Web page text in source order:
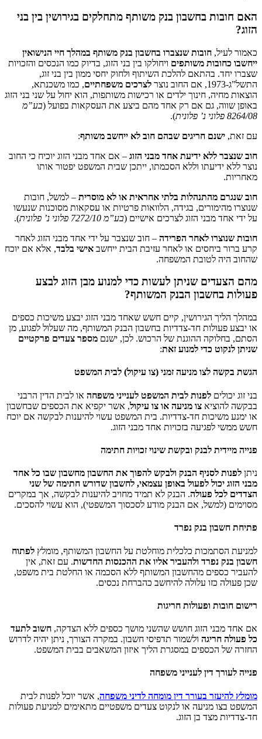
האם חובות בחשבון בנק משותף מתחלקים בגירושין בין בני
הזוג?
כאמור לעיל, חובות שנצברו בחשבון בנק משותף במהלך חיי הנישואין
ייחשבו כחובות משותפים ויחולקו בין בני הזוג, בדיוק כמו הנכסים והזכויות
שצברו יחד. בהתאם להלכת השיתוף ולחוק יחסי ממון בין בני זוג,
התשל”ג-1973, אם החוב נוצר
לצרכים משפחתיים, כמו משכנתא,
הוצאות מחיה, חינוך ילדים או רכישות משותפות, הוא יחול על שני בני הזוג
באופן שווה, גם אם רק אחד מהם ביצע את העסקאות בפועל (בע”מ
8264/08 פלוני נ’ פלונית
).
עם זאת, ישנם חריגים שבהם חוב לא ייחשב משותף:
חוב שנצבר ללא ידיעת אחד מבני הזוג – אם אחד מבני הזוג יוכיח כי החוב
נוצר ללא ידיעתו וללא הסכמתו, ייתכן שבית המשפט יפטור אותו
מאחריות.
חוב שנגרם מהתנהלות בלתי אחראית או לא מוסרית – למשל, חובות
שנוצרו מהימורים, בגידה, הלוואות פרטיות או עסקאות מסוכנות שנעשו
על ידי אחד מבני הזוג לצרכים אישיים (בע”מ 7272/10 פלוני נ’ פלונית
).
חובות שנוצרו לאחר הפרידה – חוב שנצבר על ידי אחד מבני הזוג לאחר
קרע ברור ביחסים או לאחר עזיבת הבית ייחשב אישי בלבד, אלא אם יוכח
שהחוב היה לטובת המשפחה.
מהם הצעדים שניתן לעשות כדי למנוע מבן הזוג לבצע
פעולות בחשבון הבנק המשותף?
במהלך הליך הגירושין, קיים חשש שאחד מבני הזוג יבצע משיכות כספים
או יבצע פעולות חד-צדדיות בחשבון הבנק המשותף, מה שעלול לפגוע, מן
הסתם, בחלוקה ההוגנת של הרכוש. לכן, ישנם מספר צעדים פרקטיים
שניתן לנקוט כדי למנוע זאת:
הגשת בקשה לצו מניעה זמני (צו עיקול) לבית המשפט
בני זוג יכולים לפנות לבית המשפט לענייני משפחה או לבית הדין הרבני
בבקשה להוציא צו מניעה או צו עיקול, אשר יקפיא את הכספים שבחשבון
או ימנע משיכות חד-צדדיות. בית המשפט עשוי להיענות לבקשה אם יוכח
חשש ממשי לפגיעה בזכויות אחד מבני הזוג.
פנייה מיידית לבנק ובקשת שינוי זכויות חתימה
ניתן לפנות לסניף הבנק ולבקש להפוך את החשבון מחשבון שבו כל אחד
מבני הזוג יכול לפעול באופן עצמאי, לחשבון שדורש חתימה של שני
הצדדים לכל פעולה. הבנק לא תמיד מחויב להיענות לבקשה, אך במקרים
מסוימים (למשל, אם הבנק מודע לסכסוך המשפטי), הוא עשוי להסכים.
פתיחת חשבון בנק נפרד
למניעת הסתמכות כלכלית מוחלטת על החשבון המשותף, מומלץ לפתוח
חשבון בנק נפרד ולהעביר אליו את ההכנסות החדשות. עם זאת, אין
להעביר כספים מהחשבון המשותף ללא הסכמה או החלטת בית משפט,
שכן פעולה כזו עלולה להיחשב כהברחת נכסים.
רישום חובות ופעולות חריגות
אם אחד מבני הזוג חושש שהשני מושך כספים ללא הצדקה, חשוב לתעד
כל פעולה חריגה ולשמור תדפיסי חשבון. במקרה הצורך, ניתן יהיה לדרוש
החזרה של הכספים במסגרת הליך איזון המשאבים בבית המשפט.
פנייה לעורך דין לענייני משפחה
מומלץ להיעזר בעורך דין מומחה לדיני משפחה, אשר יוכל לפנות לבית
המשפט בצו מניעה או לנקוט צעדים משפטיים מתאימים למניעת פעולות
חד-צדדיות מצד בן הזוג.